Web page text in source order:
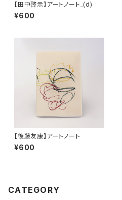
【田中啓示】アートノート_(d)
¥600
【後藤友康】アートノート
¥600
CATEGORY